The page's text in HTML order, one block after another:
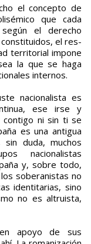
el concepto de
que cada
el derecho
constituidos, el res­
te­rritorial impone
la que se haga
internos.
nacionalista es
ese irse y
ni sin ti se
es una antigua
sin duda, muchos
nacionalistas
y, sobre todo,
soberanistas no
identitarias, sino
no es altruista,
apoyo de sus